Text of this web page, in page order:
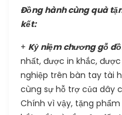
Đồng hành cùng quà
kết:
+ Kỷ niệm chương gỗ
nhất, được in khắc,
nghiệp trên bàn tay tài
cùng sự hỗ trợ của dây
Chính vì vậy, tặng